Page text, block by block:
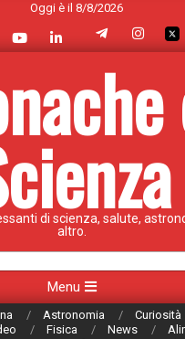
Oggi è il 8/8/2026
di scienza, salute,
altro.
Menu
Astronomia Curiosità
Fisica News